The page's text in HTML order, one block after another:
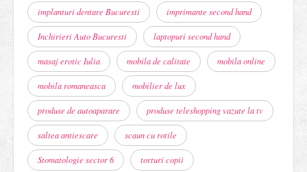
implanturi dentare Bucuresti imprimante second hand
Inchirieri Auto Bucuresti laptopuri second hand
masaj erotic Iulia mobila de calitate mobila online
mobila romaneasca mobilier de lux
produse de autoaparare produse teleshopping vazute la tv
saltea antiescare scaun cu rotile
Stomatologie sector 6 torturi copii